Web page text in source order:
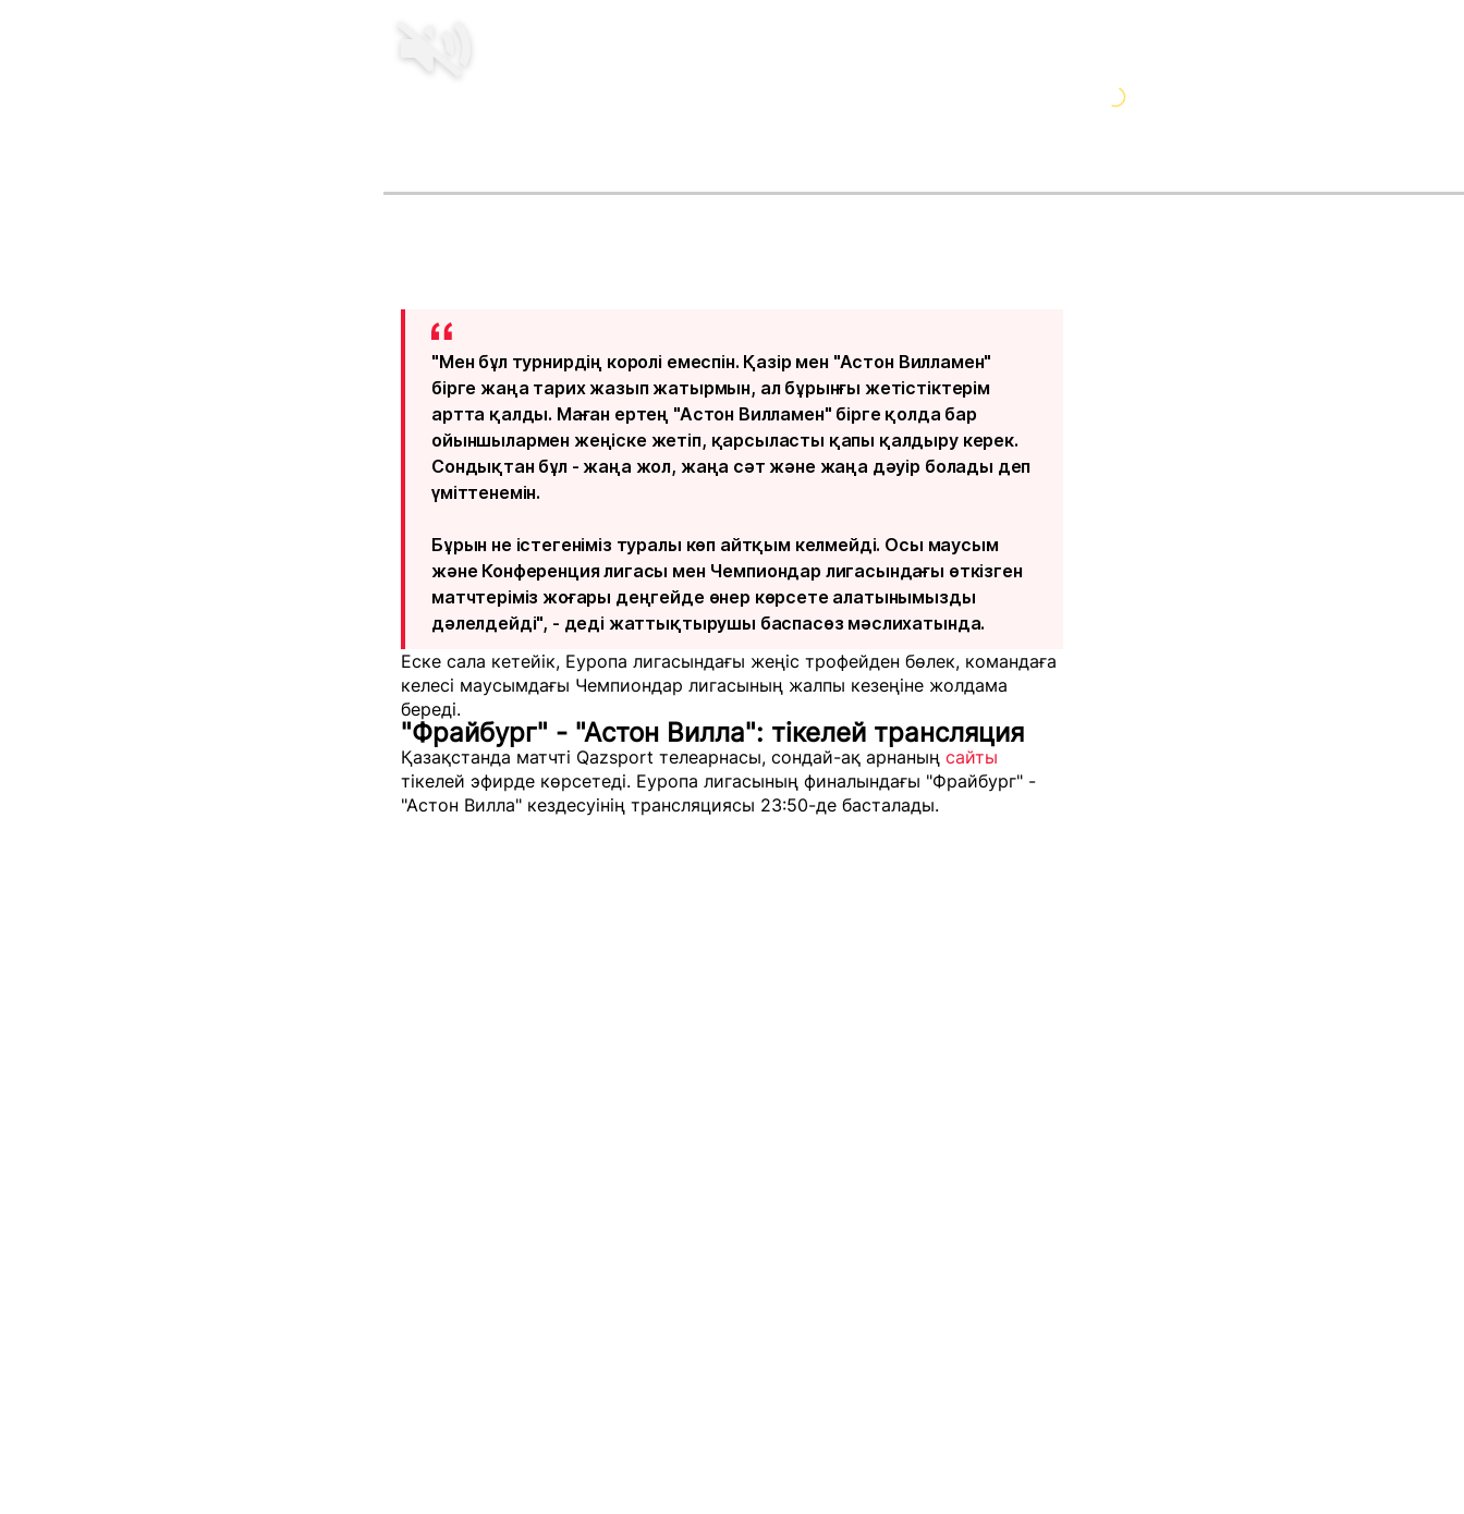
"Мен бұл турнирдің королі емеспін. Қазір мен "Астон Вилламен"
бірге жаңа тарих жазып жатырмын, ал бұрынғы жетістіктерім
артта қалды. Маған ертең "Астон Вилламен" бірге қолда бар
ойыншылармен жеңіске жетіп, қарсыласты қапы қалдыру керек.
Сондықтан бұл - жаңа жол, жаңа сәт және жаңа дәуір болады деп
үміттенемін.
Бұрын не істегеніміз туралы көп айтқым келмейді. Осы маусым
және Конференция лигасы мен Чемпиондар лигасындағы өткізген
матчтеріміз жоғары деңгейде өнер көрсете алатынымызды
дәлелдейді", - деді жаттықтырушы баспасөз мәслихатында.
Еске сала кетейік, Еуропа лигасындағы жеңіс трофейден бөлек, командаға
келесі маусымдағы Чемпиондар лигасының жалпы кезеңіне жолдама
береді.
"Фрайбург" - "Астон Вилла": тікелей трансляция
Қазақстанда матчті Qazsport телеарнасы, сондай-ақ арнаның сайты
тікелей эфирде көрсетеді. Еуропа лигасының финалындағы "Фрайбург" -
"Астон Вилла" кездесуінің трансляциясы 23:50-де басталады.